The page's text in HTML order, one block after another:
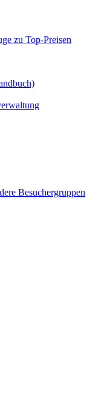
zu Top-Preisen
Besuchergruppen